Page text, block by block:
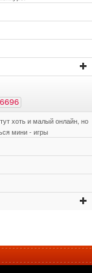
хоть и малый онлайн, но
мини - игры